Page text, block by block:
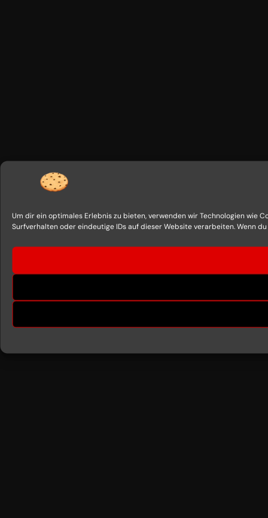
Um dir ein optimales Erlebnis zu bieten, verwenden wir Technologien wie
Surfverhalten oder eindeutige IDs auf dieser Website verarbeiten. Wenn